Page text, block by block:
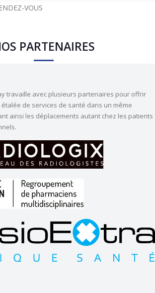
VOUS
PARTENAIRES
travaille avec plusieurs partenaires pour offrir
de services de santé dans un même
ainsi les déplacements autant chez les patients